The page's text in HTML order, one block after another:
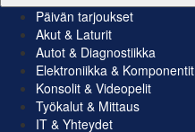
Päivän tarjoukset
Akut & Laturit
Autot & Diagnostiikka
Elektroniikka & Komponentit
Konsolit & Videopelit
Työkalut & Mittaus
IT & Yhteydet